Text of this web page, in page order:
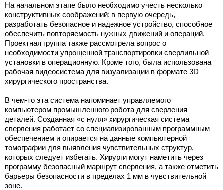
На начальном этапе было необходимо учесть несколько
конструктивных соображений: в первую очередь,
разработать безопасное и надежное устройство, способное
обеспечить повторяемость нужных движений и операций.
Проектная группа также рассмотрела вопрос о
необходимости упрощенной транспортировки сверлильной
установки в операционную. Кроме того, была использована
рабочая видеосистема для визуализации в формате 3D
хирургического пространства.
В чем-то эта система напоминает управляемого
компьютером промышленного робота для сверления
деталей. Созданная «с нуля» хирургическая система
сверления работает со специализированным программным
обеспечением и опирается на данные компьютерной
томографии для выявления чувствительных структур,
которых следует избегать. Хирурги могут наметить через
программу безопасный маршрут сверления, а также отметить
барьеры безопасности в пределах 1 мм в чувствительной
зоне.